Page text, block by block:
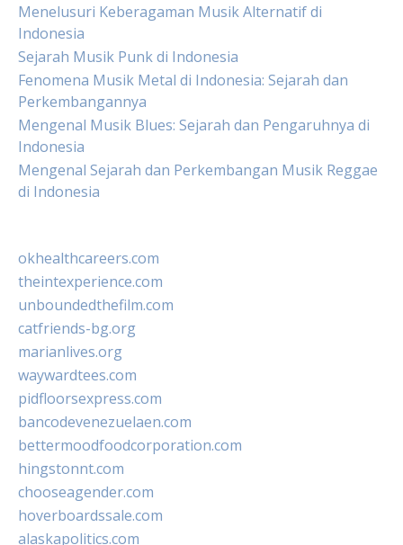
Menelusuri Keberagaman Musik Alternatif di
Indonesia
Sejarah Musik Punk di Indonesia
Fenomena Musik Metal di Indonesia: Sejarah dan
Perkembangannya
Mengenal Musik Blues: Sejarah dan Pengaruhnya di
Indonesia
Mengenal Sejarah dan Perkembangan Musik Reggae
di Indonesia
okhealthcareers.com
theintexperience.com
unboundedthefilm.com
catfriends-bg.org
marianlives.org
waywardtees.com
pidfloorsexpress.com
bancodevenezuelaen.com
bettermoodfoodcorporation.com
hingstonnt.com
chooseagender.com
hoverboardssale.com
alaskapolitics.com